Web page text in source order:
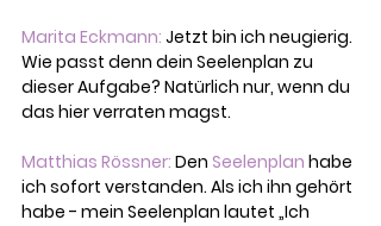
Marita Eckmann: Jetzt bin ich neugierig.
Wie passt denn dein Seelenplan zu
dieser Aufgabe? Natürlich nur, wenn du
das hier verraten magst.
Matthias Rössner: Den Seelenplan habe
ich sofort verstanden. Als ich ihn gehört
habe - mein Seelenplan lautet „Ich